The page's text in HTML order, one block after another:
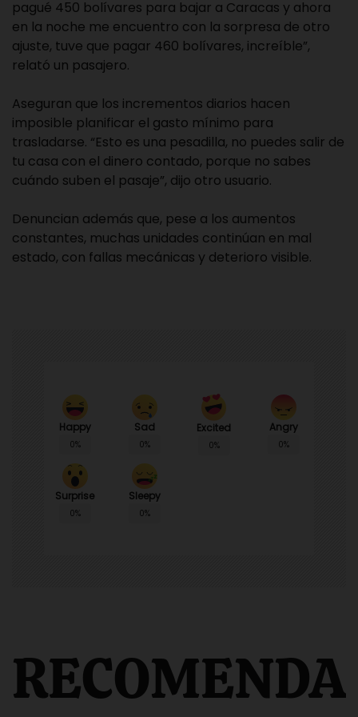
pagué 450 bolívares para bajar a Caracas y ahora
en la noche me encuentro con la sorpresa de otro
ajuste, tuve que pagar 460 bolívares, increíble”,
relató un pasajero.
Aseguran que los incrementos diarios hacen
imposible planificar el gasto mínimo para
trasladarse. “Esto es una pesadilla, no puedes salir de
tu casa con el dinero contado, porque no sabes
cuándo suben el pasaje”, dijo otro usuario.
Denuncian además que, pese a los aumentos
constantes, muchas unidades continúan en mal
estado, con fallas mecánicas y deterioro visible.
Happy
0%
Sad
0%
Excited
0%
Angry
0%
Surprise
0%
Sleepy
0%